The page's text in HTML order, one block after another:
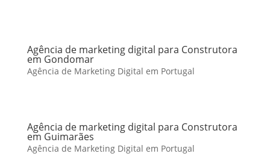
Agência de marketing digital para Construtora
em Gondomar
Agência de Marketing Digital em Portugal
Agência de marketing digital para Construtora
em Guimarães
Agência de Marketing Digital em Portugal